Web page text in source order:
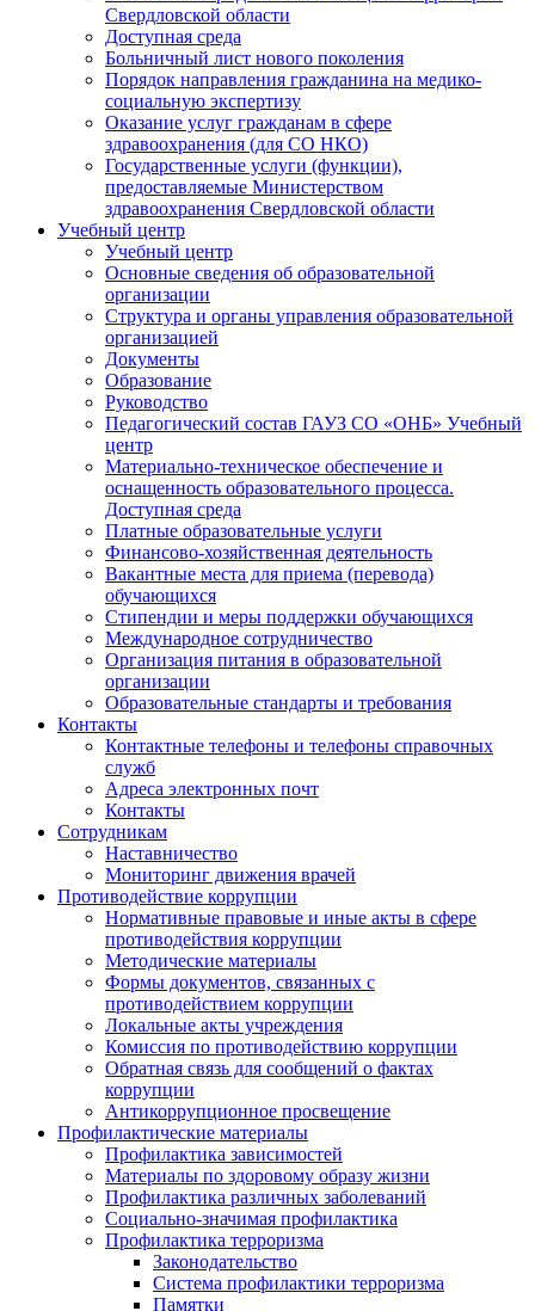
Свердловской области
Доступная среда
Больничный лист нового поколения
Порядок направления гражданина на медико-
социальную экспертизу
Оказание услуг гражданам в сфере
здравоохранения (для СО НКО)
Государственные услуги (функции),
предоставляемые Министерством
здравоохранения Свердловской области
Учебный центр
Учебный центр
Основные сведения об образовательной
организации
Структура и органы управления образовательной
организацией
Документы
Образование
Руководство
Педагогический состав ГАУЗ СО «ОНБ» Учебный
центр
Материально-техническое обеспечение и
оснащенность образовательного процесса.
Доступная среда
Платные образовательные услуги
Финансово-хозяйственная деятельность
Вакантные места для приема (перевода)
обучающихся
Стипендии и меры поддержки обучающихся
Международное сотрудничество
Организация питания в образовательной
организации
Образовательные стандарты и требования
Контакты
Контактные телефоны и телефоны справочных
служб
Адреса электронных почт
Контакты
Сотрудникам
Наставничество
Мониторинг движения врачей
Противодействие коррупции
Нормативные правовые и иные акты в сфере
противодействия коррупции
Методические материалы
Формы документов, связанных с
противодействием коррупции
Локальные акты учреждения
Комиссия по противодействию коррупции
Обратная связь для сообщений о фактах
коррупции
Антикоррупционное просвещение
Профилактические материалы
Профилактика зависимостей
Материалы по здоровому образу жизни
Профилактика различных заболеваний
Социально-значимая профилактика
Профилактика терроризма
Законодательство
Система профилактики терроризма
Памятки